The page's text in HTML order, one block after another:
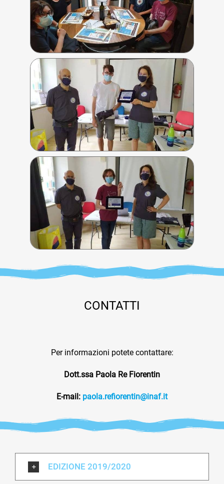
CONTATTI
Per informazioni potete contattare:
Dott.ssa Paola Re Fiorentin
E-mail: paola.refiorentin@inaf.it
EDIZIONE 2019/2020